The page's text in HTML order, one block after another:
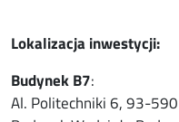
Lokalizacja inwestycji:
Budynek B7:
Al. Politechniki 6, 93-